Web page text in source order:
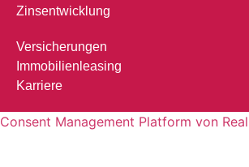
Zinsentwicklung
Versicherungen
Immobilienleasing
Karriere
Consent Management Platform von